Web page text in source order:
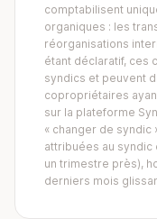
comptabilisent
organiques : les
réorganisations
étant déclaratif, ces
syndics et peuvent
copropriétaires
sur la plateforme
« changer de syndic
attribuées au syndic
un trimestre près),
derniers mois